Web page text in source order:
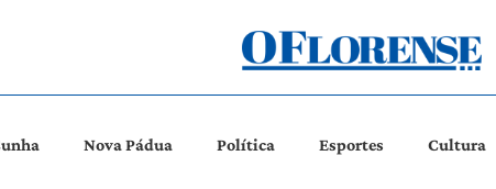
Nova Pádua Política Esportes Cultura